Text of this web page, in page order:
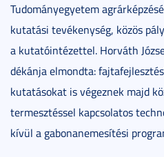
Tudományegyetem
kutatási tevékenység, közös
a kutatóintézettel. Horváth
dékánja elmondta:
kutatásokat is végeznek majd
termesztéssel kapcsolatos
kívül a gabonanemesítési